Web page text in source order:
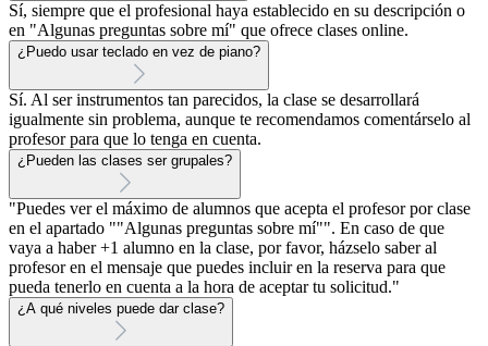
Sí, siempre que el profesional haya establecido en su descripción o
en "Algunas preguntas sobre mí" que ofrece clases online.
¿Puedo usar teclado en vez de piano?
Sí. Al ser instrumentos tan parecidos, la clase se desarrollará
igualmente sin problema, aunque te recomendamos comentárselo al
profesor para que lo tenga en cuenta.
¿Pueden las clases ser grupales?
"Puedes ver el máximo de alumnos que acepta el profesor por clase
en el apartado ""Algunas preguntas sobre mí"". En caso de que
vaya a haber +1 alumno en la clase, por favor, házselo saber al
profesor en el mensaje que puedes incluir en la reserva para que
pueda tenerlo en cuenta a la hora de aceptar tu solicitud."
¿A qué niveles puede dar clase?